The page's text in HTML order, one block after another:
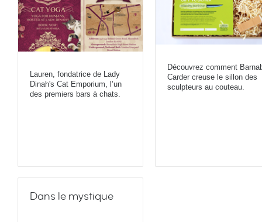
Lauren, fondatrice de Lady
Dinah's Cat Emporium, l’un
des premiers bars à chats.
Découvrez comment
Carder creuse le sillon des
sculpteurs au couteau.
Dans le mystique